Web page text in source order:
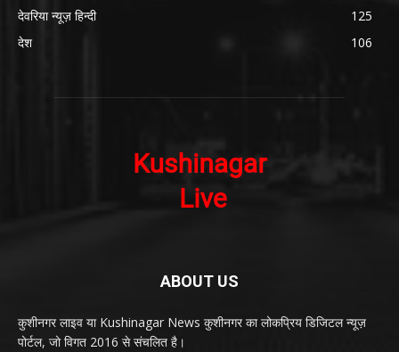
देवरिया न्यूज़ हिन्दी
125
देश
106
ABOUT US
कुशीनगर लाइव या Kushinagar News कुशीनगर का लोकप्रिय डिजिटल न्यूज़
पोर्टल, जो विगत 2016 से संचलित है।